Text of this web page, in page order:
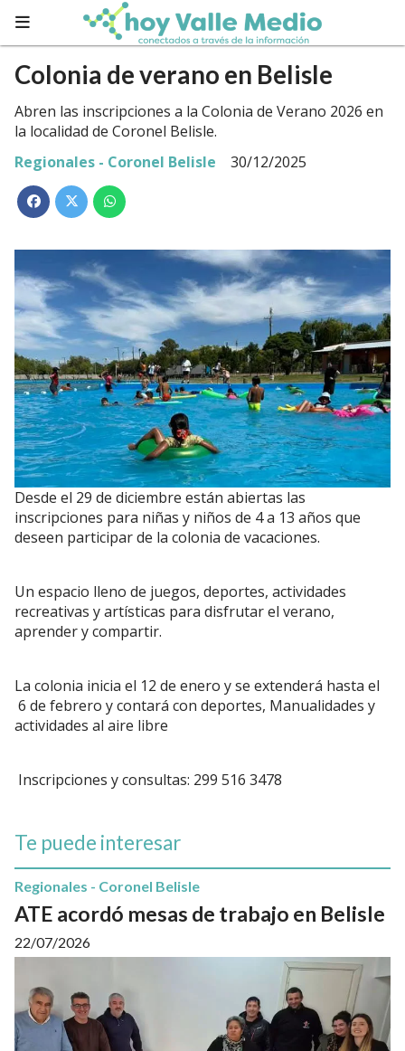
Colonia de verano en Belisle
Abren las inscripciones a la Colonia de Verano 2026 en
la localidad de Coronel Belisle.
Regionales - Coronel Belisle
30/12/2025
Desde el 29 de diciembre están abiertas las
inscripciones para niñas y niños de 4 a 13 años que
deseen participar de la colonia de vacaciones.
Un espacio lleno de juegos, deportes, actividades
recreativas y artísticas para disfrutar el verano,
aprender y compartir.
La colonia inicia el 12 de enero y se extenderá hasta el
6 de febrero y contará con deportes, Manualidades y
actividades al aire libre
Inscripciones y consultas: 299 516 3478
Te puede interesar
ATE acordó mesas de trabajo en Belisle
Regionales - Coronel Belisle
22/07/2026